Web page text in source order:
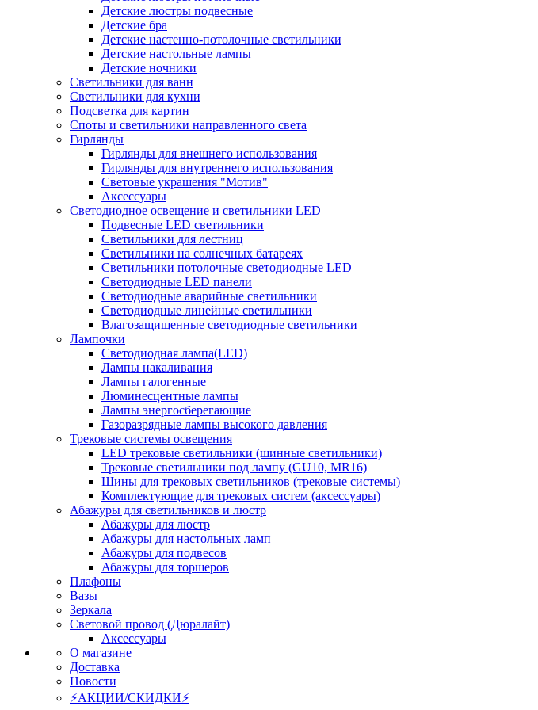
Детские люстры подвесные
Детские бра
Детские настенно-потолочные светильники
Детские настольные лампы
Детские ночники
Светильники для ванн
Светильники для кухни
Подсветка для картин
Споты и светильники направленного света
Гирлянды
Гирлянды для внешнего использования
Гирлянды для внутреннего использования
Световые украшения "Мотив"
Аксессуары
Светодиодное освещение и светильники LED
Подвесные LED светильники
Светильники для лестниц
Светильники на солнечных батареях
Светильники потолочные светодиодные LED
Светодиодные LED панели
Светодиодные аварийные светильники
Светодиодные линейные светильники
Влагозащищенные светодиодные светильники
Лампочки
Светодиодная лампа(LED)
Лампы накаливания
Лампы галогенные
Люминесцентные лампы
Лампы энергосберегающие
Газоразрядные лампы высокого давления
Трековые системы освещения
LED трековые светильники (шинные светильники)
Трековые светильники под лампу (GU10, MR16)
Шины для трековых светильников (трековые системы)
Комплектующие для трековых систем (аксессуары)
Абажуры для светильников и люстр
Абажуры для люстр
Абажуры для настольных ламп
Абажуры для подвесов
Абажуры для торшеров
Плафоны
Вазы
Зеркала
Световой провод (Дюралайт)
Аксессуары
О магазине
Доставка
Новости
⚡АКЦИИ/СКИДКИ⚡